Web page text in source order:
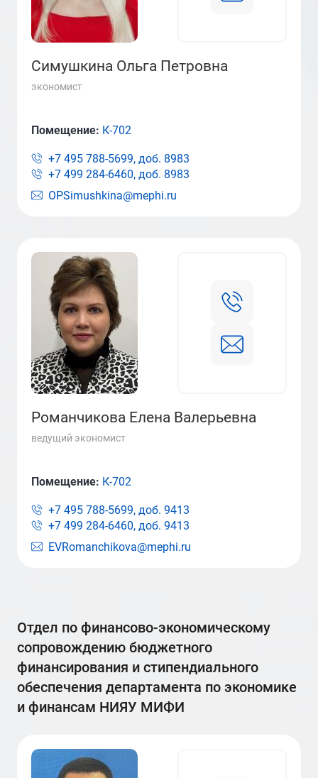
Симушкина Ольга Петровна
экономист
OPSimushkina@mephi.ru
Помещение: К-702
+7 495 788-5699, доб. 8983
+7 499 284-6460, доб. 8983
Романчикова Елена Валерьевна
ведущий экономист
EVRomanchikova@mephi.ru
Помещение: К-702
+7 495 788-5699, доб. 9413
+7 499 284-6460, доб. 9413
отдел по финансово-экономическому
сопровождению бюджетного
финансирования и стипендиального
обеспечения департамента по экономике
и финансам НИЯУ МИФИ